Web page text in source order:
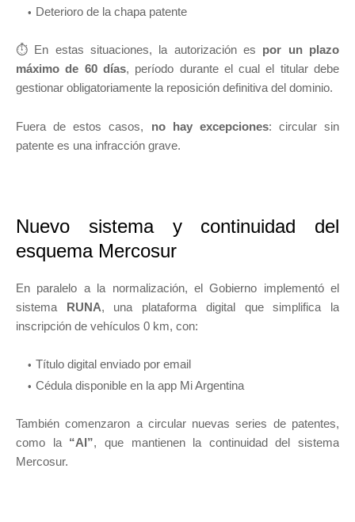
Deterioro de la chapa patente
⏱️ En estas situaciones, la autorización es por un plazo
máximo de 60 días, período durante el cual el titular debe
gestionar obligatoriamente la reposición definitiva del dominio.
Fuera de estos casos, no hay excepciones: circular sin
patente es una infracción grave.
Nuevo sistema y continuidad del
esquema Mercosur
En paralelo a la normalización, el Gobierno implementó el
sistema RUNA, una plataforma digital que simplifica la
inscripción de vehículos 0 km, con:
Título digital enviado por email
Cédula disponible en la app Mi Argentina
También comenzaron a circular nuevas series de patentes,
como la “AI”, que mantienen la continuidad del sistema
Mercosur.